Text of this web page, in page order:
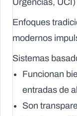
Urgencias,
Enfoques
modernos
Sistemas
Funcionan
entradas de
Son